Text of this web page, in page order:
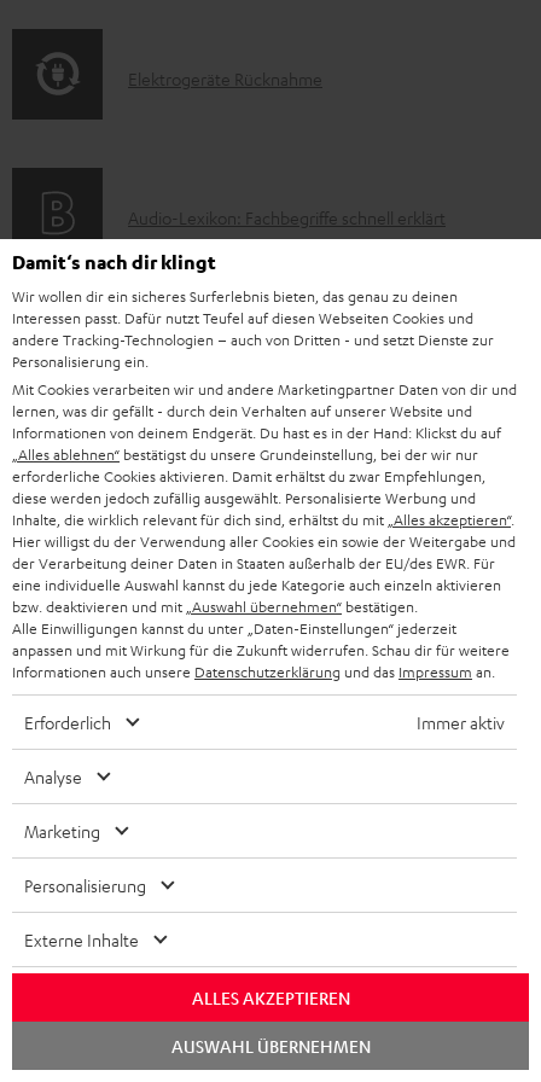
i
n
z
u
m
V
e
r
s
a
n
d
r
i
o
n
e
n
z
u
r
G
a
r
a
n
t
E
t
r
o
g
e
r
ä
t
e
R
ü
c
k
n
a
m
Elektrogeräte Rücknahme
A
u
d
i
o
-
L
e
x
i
k
o
n
Audio-Lexikon: Fachbegriffe schnell erklärt
K
o
n
t
a
k
t
d
a
t
e
n
Persönliche Kaufberatung
+49 (0) 30 / 217 84 212
Mo – Fr 08:00 – 19:00 Uhr
Sa 09:00 – 17:30 Uhr
Sonn- und Feiertage geschlossen
Teufel Support
Häufige Fragen
Kontakt
Store Finder
Erlebe unsere Produkte hautnah und lass dich
persönlich im Store beraten.
Übersicht
1Gültig bis längstens zum 15.08.2026 23:59 Uhr.
möglich. Der Gutschein gilt nur für Privatkunden. Kann nicht in
Kombination mit anderen Aktionsgutscheinen eingelöst werden. Der
Weiterverkauf von Aktionsgutscheinen ist untersagt. Der Gutschein verliert
im Falle eines Verkaufs seine Gültigkeit. Die genauen Bedingungen
8 Wochen Rückgaberecht
Damit‘s nach dir klingt
Wir wollen dir ein sicheres Surferlebnis bieten, das genau zu deinen
Interessen passt. Dafür nutzt Teufel auf diesen Webseiten Cookies und
andere Tracking-Technologien – auch von Dritten - und setzt Dienste zur
Personalisierung ein.
Mit Cookies verarbeiten wir und andere Marketingpartner Daten von dir und
lernen, was dir gefällt - durch dein Verhalten auf unserer Website und
Informationen von deinem Endgerät. Du hast es in der Hand: Klickst du auf
„Alles ablehnen“ bestätigst du unsere Grundeinstellung, bei der wir nur
erforderliche Cookies aktivieren. Damit erhältst du zwar Empfehlungen,
diese werden jedoch zufällig ausgewählt. Personalisierte Werbung und
Inhalte, die wirklich relevant für dich sind, erhältst du mit „Alles akzeptieren“.
Hier willigst du der Verwendung aller Cookies ein sowie der Weitergabe und
der Verarbeitung deiner Daten in Staaten außerhalb der EU/des EWR. Für
eine individuelle Auswahl kannst du jede Kategorie auch einzeln aktivieren
bzw. deaktivieren und mit „Auswahl übernehmen“ bestätigen.
Alle Einwilligungen kannst du unter „Daten-Einstellungen“ jederzeit
anpassen und mit Wirkung für die Zukunft widerrufen. Schau dir für weitere
Informationen auch unsere Datenschutzerklärung und das Impressum an.
Erforderlich Immer aktiv
Analyse
Marketing
Personalisierung
Externe Inhalte
ALLES AKZEPTIEREN
AUSWAHL ÜBERNEHMEN